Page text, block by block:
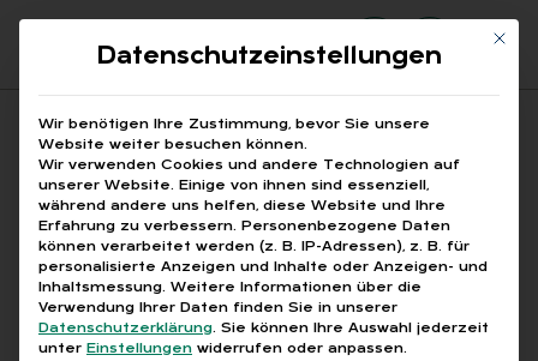
Suchfeld
Suchen
Breadcrumb-Navigation
STARTSEITE BBG KRANKENVERSICHERUNG 2025
Mit
Datenschutzeinstellungen
Wir benötigen Ihre Zustimmung, bevor Sie unsere
Website weiter besuchen können.
Wir verwenden Cookies und andere Technologien auf
unserer Website. Einige von ihnen sind essenziell,
während andere uns helfen, diese Website und Ihre
Erfahrung zu verbessern. Personenbezogene Daten
können verarbeitet werden (z. B. IP-Adressen), z. B. für
personalisierte Anzeigen und Inhalte oder Anzeigen- und
Inhaltsmessung. Weitere Informationen über die
Verwendung Ihrer Daten finden Sie in unserer
Datenschutzerklärung. Sie können Ihre Auswahl jederzeit
unter Einstellungen widerrufen oder anpassen.